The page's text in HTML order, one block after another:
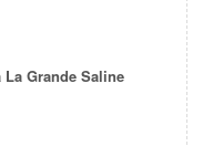
La Grande Saline